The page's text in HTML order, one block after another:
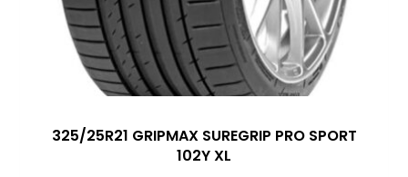
325/25R21 GRIPMAX SUREGRIP PRO SPORT
102Y XL